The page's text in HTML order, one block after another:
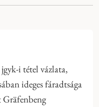
i tétel vázlata,
ideges fáradtsága